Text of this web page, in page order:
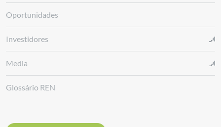
Oportunidades
Investidores
Media
Glossário REN